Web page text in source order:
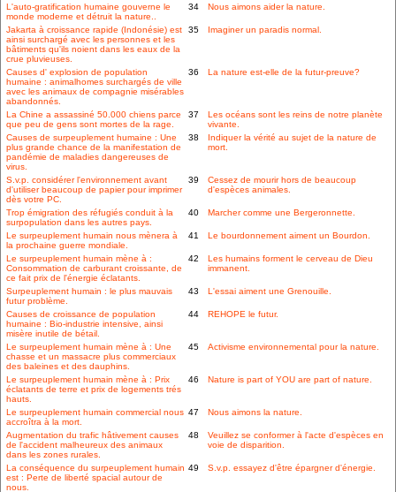
L'auto-gratification humaine gouverne le
monde moderne et détruit la nature..
34 Nous aimons aider la nature.
Jakarta à croissance rapide (Indonésie) est
ainsi surchargé avec les personnes et les
bâtiments qu'ils noient dans les eaux de la
crue pluvieuses.
35 Imaginer un paradis normal.
Causes d' explosion de population
humaine : animalhomes surchargés de ville
avec les animaux de compagnie misérables
abandonnés.
36 La nature est-elle de la futur-preuve?
La Chine a assassiné 50.000 chiens parce
que peu de gens sont mortes de la rage.
37
Les océans sont les reins de notre planète
vivante.
Causes de surpeuplement humaine : Une
plus grande chance de la manifestation de
pandémie de maladies dangereuses de
virus.
38
Indiquer la vérité au sujet de la nature de
mort.
S.v.p. considérer l'environnement avant
d'utiliser beaucoup de papier pour imprimer
dès votre PC.
39
Cessez de mourir hors de beaucoup
d'espèces animales.
Trop émigration des réfugiés conduit à la
surpopulation dans les autres pays.
40 Marcher comme une Bergeronnette.
Le surpeuplement humain nous mènera à
la prochaine guerre mondiale.
41 Le bourdonnement aiment un Bourdon.
Le surpeuplement humain mène à :
Consommation de carburant croissante, de
ce fait prix de l'énergie éclatants.
42
Les humains forment le cerveau de Dieu
immanent.
Surpeuplement humain : le plus mauvais
futur problème.
43 L'essai aiment une Grenouille.
Causes de croissance de population
humaine : Bio-industrie intensive, ainsi
misère inutile de bétail.
44 REHOPE le futur.
Le surpeuplement humain mène à : Une
chasse et un massacre plus commerciaux
des baleines et des dauphins.
45 Activisme environnemental pour la nature.
Le surpeuplement humain mène à : Prix
éclatants de terre et prix de logements trés
hauts.
46 Nature is part of YOU are part of nature.
Le surpeuplement humain commercial nous
accroîtra à la mort.
47 Nous aimons la nature.
Augmentation du trafic hâtivement causes
de l'accident malheureux des animaux
dans les zones rurales.
48
Veuillez se conformer à l'acte d'espèces en
voie de disparition.
La conséquence du surpeuplement humain
est : Perte de liberté spacial autour de
nous.
49 S.v.p. essayez d'être épargner d'énergie.